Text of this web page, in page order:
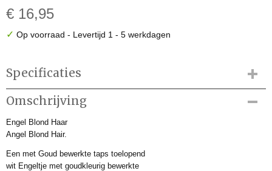
€ 16,95
✓ Op voorraad - Levertijd 1 - 5 werkdagen
Specificaties
Productcode
MEE240899
Productcode leverancier
MEE240899
Afmetingen (l,b,h)
0 x 6,50 x 13,50 cm
Omschrijving
Engel Blond Haar
Angel Blond Hair.
Een met Goud bewerkte taps toelopend
wit Engeltje met goudkleurig bewerkte